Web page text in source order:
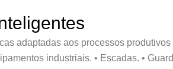
adaptadas aos processos
industriais. • Escadas. •